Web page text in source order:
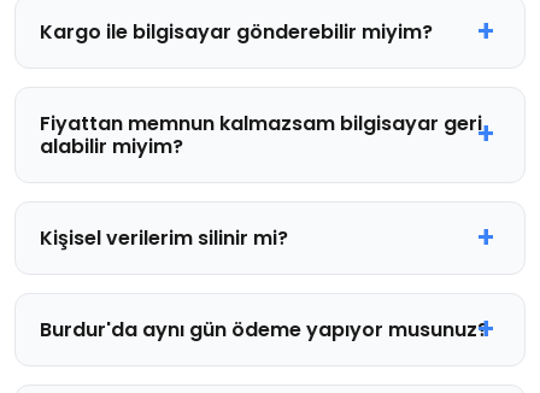
Kargo ile bilgisayar gönderebilir miyim?
Fiyattan memnun kalmazsam bilgisayar geri
alabilir miyim?
Kişisel verilerim silinir mi?
Burdur'da aynı gün ödeme yapıyor musunuz?